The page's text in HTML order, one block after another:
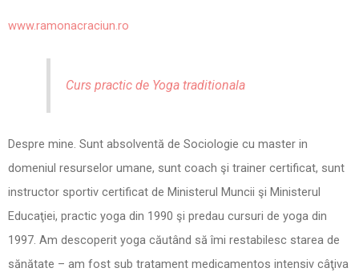
www.ramonacraciun.ro
Curs practic de Yoga traditionala
Despre mine. Sunt absolventă de Sociologie cu master in
domeniul resurselor umane, sunt coach şi trainer certificat, sunt
instructor sportiv certificat de Ministerul Muncii şi Ministerul
Educaţiei, practic yoga din 1990 şi predau cursuri de yoga din
1997. Am descoperit yoga căutând să îmi restabilesc starea de
sănătate – am fost sub tratament medicamentos intensiv câţiva